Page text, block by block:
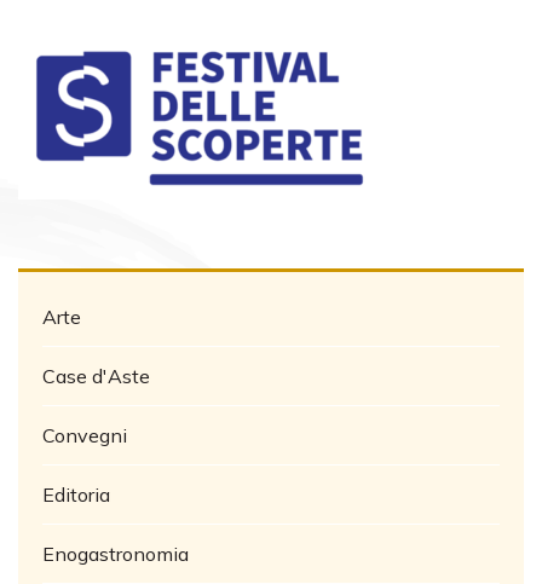
Arte
Case d'Aste
Convegni
Editoria
Enogastronomia